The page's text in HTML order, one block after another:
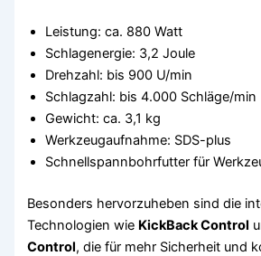
Leistung: ca. 880 Watt
Schlagenergie: 3,2 Joule
Drehzahl: bis 900 U/min
Schlagzahl: bis 4.000 Schläge/min
Gewicht: ca. 3,1 kg
Werkzeugaufnahme: SDS-plus
Schnellspannbohrfutter für
Besonders hervorzuheben sind die
Technologien wie KickBack Control
Control, die für mehr Sicherheit und